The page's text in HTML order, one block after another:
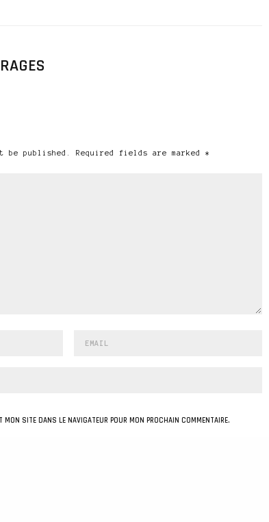
be published. Required fields are marked *
MON SITE DANS LE NAVIGATEUR POUR MON PROCHAIN COMMENTAIRE.